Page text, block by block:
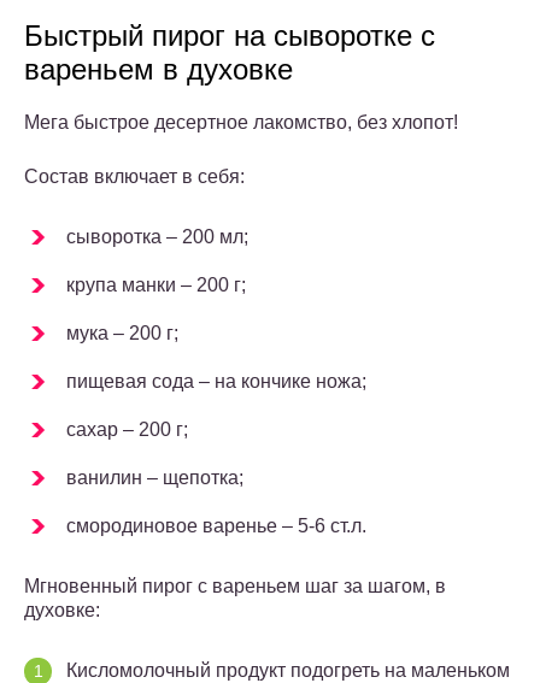
Быстрый пирог на сыворотке с
вареньем в духовке
Мега быстрое десертное лакомство, без хлопот!
Состав включает в себя:
сыворотка – 200 мл;
крупа манки – 200 г;
мука – 200 г;
пищевая сода – на кончике ножа;
сахар – 200 г;
ванилин – щепотка;
смородиновое варенье – 5-6 ст.л.
Мгновенный пирог с вареньем шаг за шагом, в
духовке:
Кисломолочный продукт подогреть на маленьком